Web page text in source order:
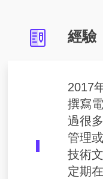
經驗
2017
撰寫
過很
管理
技術
定期